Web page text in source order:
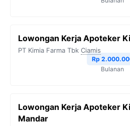
Lowongan Kerja Apoteker
PT Kimia Farma Tbk Ciamis
Rp
Bulanan
Lowongan Kerja Apoteker
Mandar